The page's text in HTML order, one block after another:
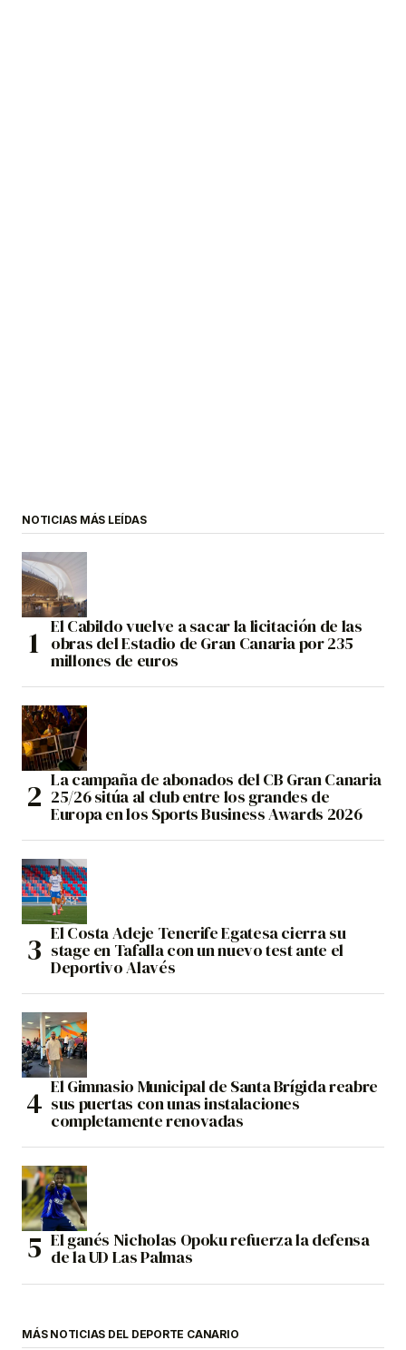
NOTICIAS MÁS LEÍDAS
El Cabildo vuelve a sacar la licitación de las
obras del Estadio de Gran Canaria por 235
millones de euros
La campaña de abonados del CB Gran Canaria
25/26 sitúa al club entre los grandes de
Europa en los Sports Business Awards 2026
El Costa Adeje Tenerife Egatesa cierra su
stage en Tafalla con un nuevo test ante el
Deportivo Alavés
El Gimnasio Municipal de Santa Brígida reabre
sus puertas con unas instalaciones
completamente renovadas
El ganés Nicholas Opoku refuerza la defensa
de la UD Las Palmas
MÁS NOTICIAS DEL DEPORTE CANARIO